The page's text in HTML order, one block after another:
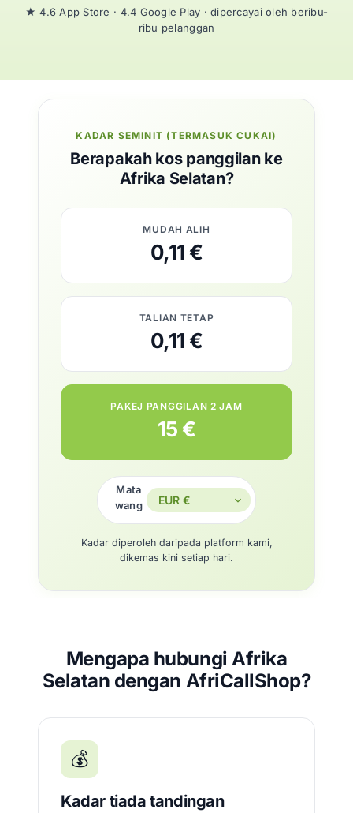
★ 4.6 App Store · 4.4 Google Play · dipercayai oleh beribu-
ribu pelanggan
KADAR SEMINIT (TERMASUK CUKAI)
Berapakah kos panggilan ke
Afrika Selatan?
MUDAH ALIH
0,11 €
TALIAN TETAP
0,11 €
PAKEJ PANGGILAN 2 JAM
15 €
Mata
wang
Kadar diperoleh daripada platform kami,
dikemas kini setiap hari.
Mengapa hubungi Afrika
Selatan dengan AfriCallShop?
💰
Kadar tiada tandingan